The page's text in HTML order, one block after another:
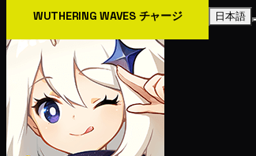
WUTHERING WAVES チャージ 日本語